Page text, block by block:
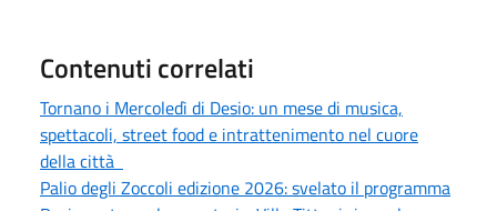
Contenuti correlati
Tornano i Mercoledì di Desio: un mese di musica,
spettacoli, street food e intrattenimento nel cuore
della città
Palio degli Zoccoli edizione 2026: svelato il programma